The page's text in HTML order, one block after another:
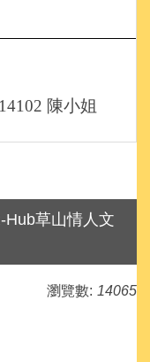
陳小姐
Hub草山情人文
瀏覽數: 14065